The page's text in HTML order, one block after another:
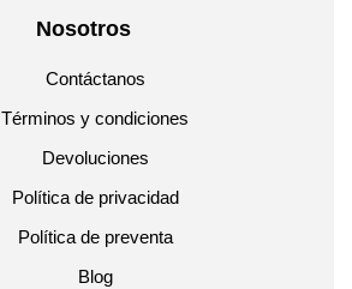
Nosotros
Contáctanos
Términos y condiciones
Devoluciones
Política de privacidad
Política de preventa
Blog